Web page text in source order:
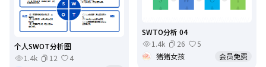
SWTO分析 04
1.4k
26
5
猪猪女孩
会员免费
个人SWOT分析图
1.4k
12
4